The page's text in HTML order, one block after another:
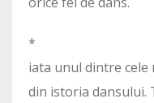
*
iata unul dintre cele
din istoria dansului.